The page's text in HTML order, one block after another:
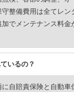
整備費用は全てレン
でメンテナンス料金
いるの？
自賠責保険と自動車